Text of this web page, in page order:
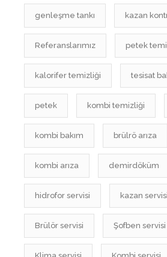
genleşme tankı kazan
Referanslarımız petek
kalorifer temizliği tesisat
petek kombi temizliği
kombi bakım brülrö arıza
kombi arıza demirdöküm
hidrofor servisi kazan servisi
Brülör servisi Şofben servisi